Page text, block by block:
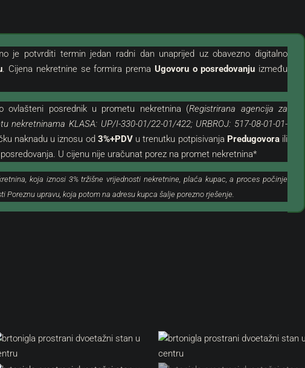
je potvrditi termin jedan radni dan unaprijed uz obavezno digitalno
. Cijena nekretnine se formira prema Ugovoru o posredovanju između
ovlašteni posrednik u prometu nekretnina (Registrirana agencija za
nekretninama KLASA: UP/I-330-01/22-01/422; URBROJ: 517-08-01-01-
naknadu u iznosu od 3%+PDVu trenutku potpisivanja Predugovoraili
U cijenu nije uračunat porez na promet nekretnina*
koja iznosi 3% tržišne vrijednosti nekretnine, plaća kupac, a proces počinje
Poreznu upravu, koja potom na adresu kupca šalje porezno rješenje.
/m²
319.000 €
3.544 €/m²